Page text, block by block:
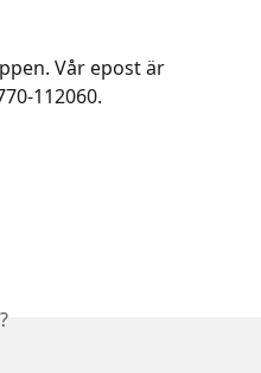
Vår epost är
112060.